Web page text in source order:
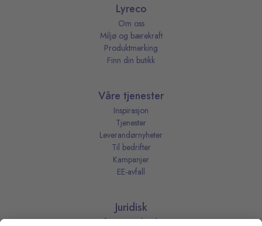
Lyreco
Om oss
Miljø og bærekraft
Produktmerking
Finn din butikk
Våre tjenester
Inspirasjon
Tjenester
Leverandørnyheter
Til bedrifter
Kampanjer
EE-avfall
Juridisk
Informasjonskapsler